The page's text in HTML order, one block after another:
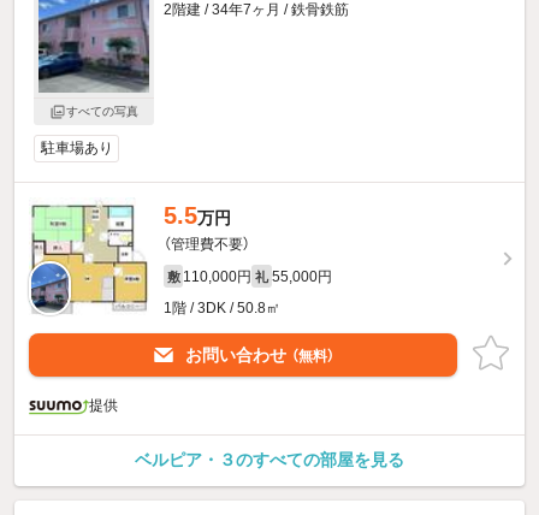
すべての写真
2階建 / 34年7ヶ月 / 鉄骨鉄筋
駐車場あり
5.5万円
（管理費不要）
敷 110,000円 礼 55,000円
1階 / 3DK / 50.8㎡
お問い合わせ （無料）
提供
ベルピア・３のすべての部屋を見る